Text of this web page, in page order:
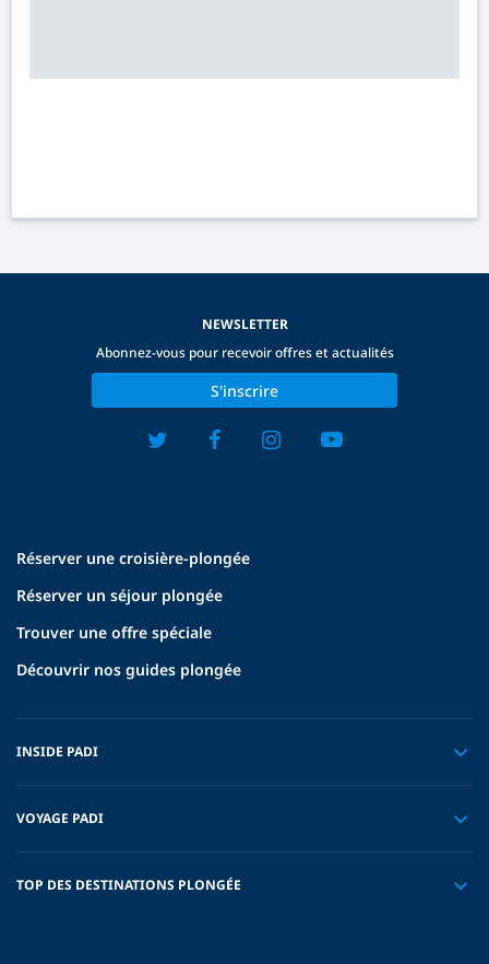
Réserver une croisière-plongée
Réserver un séjour plongée
Trouver une offre spéciale
Découvrir nos guides plongée
INSIDE PADI
VOYAGE PADI
TOP DES DESTINATIONS PLONGÉE
NEWSLETTER
Abonnez-vous pour recevoir offres et actualités
S'inscrire